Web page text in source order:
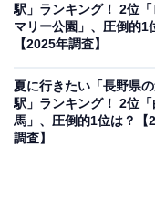
らです」（10代女性
畑！黄色のじゅうた
「夏の花のひまわり
然に身を置いてみ
のコメントがありま
駅」ランキング！ 2位
マリー公園」、圧倒的1
【2025年調査】
夏に行きたい「長野県
駅」ランキング！ 2位「
馬」、圧倒的1位は？【
調査】